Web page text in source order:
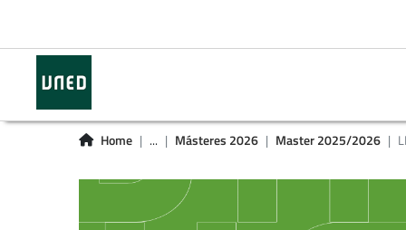
Home ... Másteres 2026 Master 2025/2026